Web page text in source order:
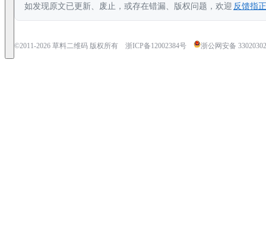
如发现原文已更新、废止，或存在错漏、版权问题，欢迎 反馈指正
©2011-2026 草料二维码 版权所有 浙ICP备12002384号 浙公网安备